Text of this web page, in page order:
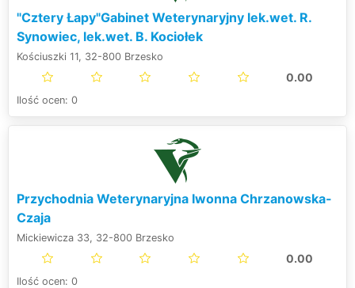
"Cztery Łapy"Gabinet Weterynaryjny lek.wet. R.
Synowiec, lek.wet. B. Kociołek
Kościuszki 11, 32-800 Brzesko
0.00
Ilość ocen: 0
Przychodnia Weterynaryjna Iwonna Chrzanowska-
Czaja
Mickiewicza 33, 32-800 Brzesko
0.00
Ilość ocen: 0